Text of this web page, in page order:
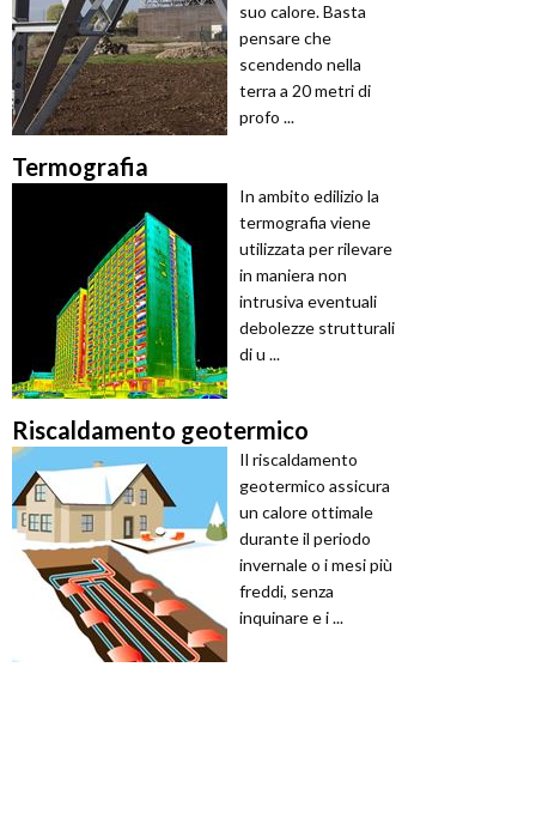
suo calore. Basta
pensare che
scendendo nella
terra a 20 metri di
profo ...
Termografia
In ambito edilizio la
termografia viene
utilizzata per rilevare
in maniera non
intrusiva eventuali
debolezze strutturali
di u ...
Riscaldamento geotermico
Il riscaldamento
geotermico assicura
un calore ottimale
durante il periodo
invernale o i mesi più
freddi, senza
inquinare e i ...